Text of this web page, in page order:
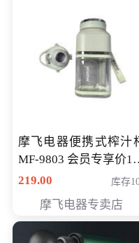
摩飞电器便携式榨汁
MF-9803 会员专享价
元
219.00 库存
摩飞电器专卖店